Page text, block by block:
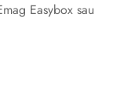
Easybox sau